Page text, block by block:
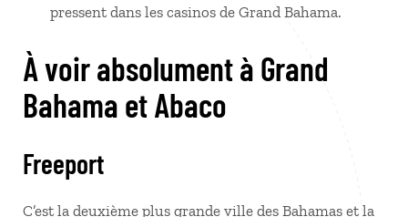
pressent dans les casinos de Grand Bahama.
À voir absolument à Grand
Bahama et Abaco
Freeport
C’est la deuxième plus grande ville des Bahamas et la